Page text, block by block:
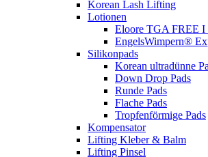
Korean Lash Lifting
Lotionen
Eloore TGA FREE I
EngelsWimpern®
Silikonpads
Korean ultradünne
Down Drop Pads
Runde Pads
Flache Pads
Tropfenförmige Pads
Kompensator
Lifting Kleber & Balm
Lifting Pinsel